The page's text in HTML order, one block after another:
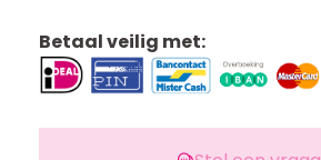
Betaal veilig met: